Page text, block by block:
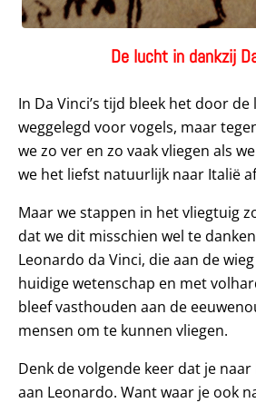
De lucht in dankzij
In Da Vinci’s tijd bleek het door de
weggelegd voor vogels, maar
we zo ver en zo vaak vliegen als
we het liefst natuurlijk naar Italië
Maar we stappen in het vliegtuig
dat we dit misschien wel te
Leonardo da Vinci, die aan de
huidige wetenschap en met
bleef vasthouden aan de
mensen om te kunnen vliegen.
Denk de volgende keer dat je
aan Leonardo. Want waar je ook